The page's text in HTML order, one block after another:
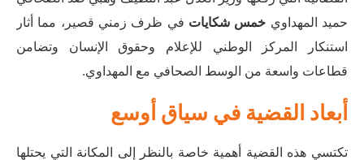
حميد المهداوي خمس شكايات في ظرف زمني قصير ، مما أثار
استنكار المركز الوطني للإعلام وحقوق الإنسان وتضامن
قطاعات واسعة من الوسط الصحافي مع المهداوي.
أبعاد القضية في سياق أوسع
تكتسي هذه القضية أهمية خاصة بالنظر إلى المكانة التي يحتلها